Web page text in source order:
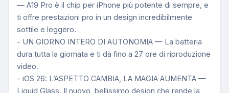
— A19 Pro è il chip per iPhone più potente di sempre, e
ti offre prestazioni pro in un design incredibilmente
sottile e leggero.
- UN GIORNO INTERO DI AUTONOMIA — La batteria
dura tutta la giornata e ti dà fino a 27 ore di riproduzione
video.
- iOS 26: L’ASPETTO CAMBIA, LA MAGIA AUMENTA —
Liquid Glass. Il nuovo, bellissimo design che rende la